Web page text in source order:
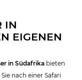
IN
EIGENEN
in Südafrika bieten
nach einer Safari